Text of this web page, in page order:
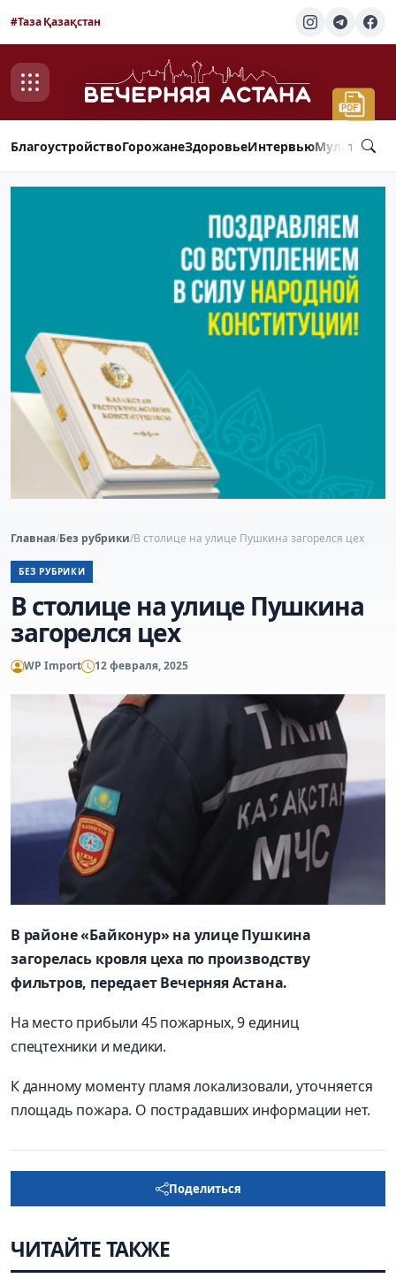
#Таза Қазақстан
БлагоустройствоГорожанеЗдоровьеИнтервью
Главная/Без рубрики/В столице на улице Пушкина загорелся цех
БЕЗ РУБРИКИ
В столице на улице Пушкина
загорелся цех
WP Import 12 февраля, 2025
В районе «Байконур» на улице Пушкина
загорелась кровля цеха по производству
фильтров, передает Вечерняя Астана.
На место прибыли 45 пожарных, 9 единиц
спецтехники и медики.
К данному моменту пламя локализовали, уточняется
площадь пожара. О пострадавших информации нет.
Поделиться
ЧИТАЙТЕ ТАКЖЕ